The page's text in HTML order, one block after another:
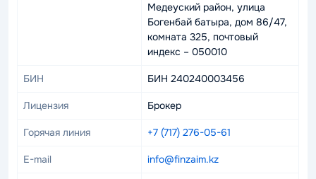
Медеуский район, улица
Богенбай батыра, дом 86/47,
комната 325, почтовый
индекс – 050010
БИН БИН 240240003456
Лицензия Брокер
Горячая линия +7 (717) 276-05-61
E-mail info@finzaim.kz